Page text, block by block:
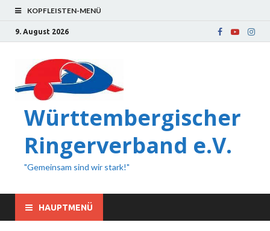
KOPFLEISTEN-MENÜ
9. August 2026
Württembergischer
Ringerverband e.V.
"Gemeinsam sind wir stark!"
HAUPTMENÜ